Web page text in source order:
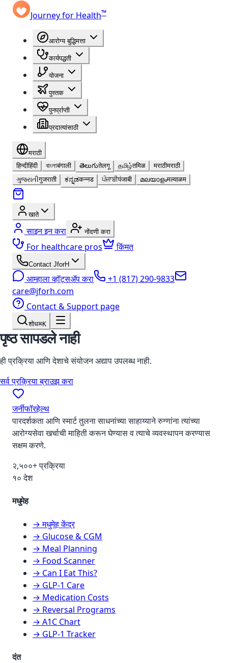
Journey for Health™
आरोग्य बुद्धिमत्ता
कार्यपद्धती
योजना
पुस्तक
पुनर्प्राप्ती
प्रदात्यांसाठी
मराठी
हिन्दीहिंदी বাংলাबंगाली తెలుగుतेलगू தமிழ்तमिळ मराठीमराठी
ગુજરાતીगुजराती ಕನ್ನಡकन्नड ਪੰਜਾਬੀपंजाबी മലയാളംमल्याळम
खाते
साइन इन करा नोंदणी करा
For healthcare pros किंमत
Contact JforH
आम्हाला व्हॉट्सॲप करा
+1 (817) 290-9833
care@jforh.com
Contact & Support page
शोध⌘K
पृष्ठ सापडले नाही
ही प्रक्रिया आणि देशाचे संयोजन अद्याप उपलब्ध नाही.
सर्व प्रक्रिया ब्राउझ करा
जर्नीफॉरहेल्थ
पारदर्शकता आणि स्मार्ट तुलना साधनांच्या साहाय्याने रुग्णांना त्यांच्या
आरोग्यसेवा खर्चाची माहिती करून घेण्यास व त्याचे व्यवस्थापन करण्यास
सक्षम करणे.
२,५००+ प्रक्रिया
१० देश
मधुमेह
→ मधुमेह केंद्र
→ Glucose & CGM
→ Meal Planning
→ Food Scanner
→ Can I Eat This?
→ GLP-1 Care
→ Medication Costs
→ Reversal Programs
→ A1C Chart
→ GLP-1 Tracker
दंत